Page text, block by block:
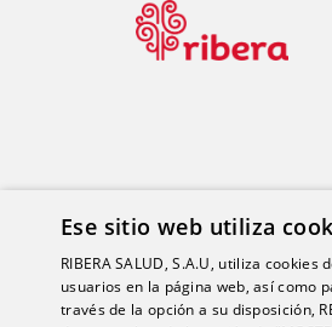
Ese sitio web utiliza
RIBERA SALUD, S.A.U, utiliza
usuarios en la página web, así como
través de la opción a su disposición,